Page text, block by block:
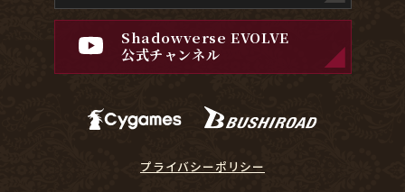
Shadowverse EVOLVE
公式チャンネル
プライバシーポリシー